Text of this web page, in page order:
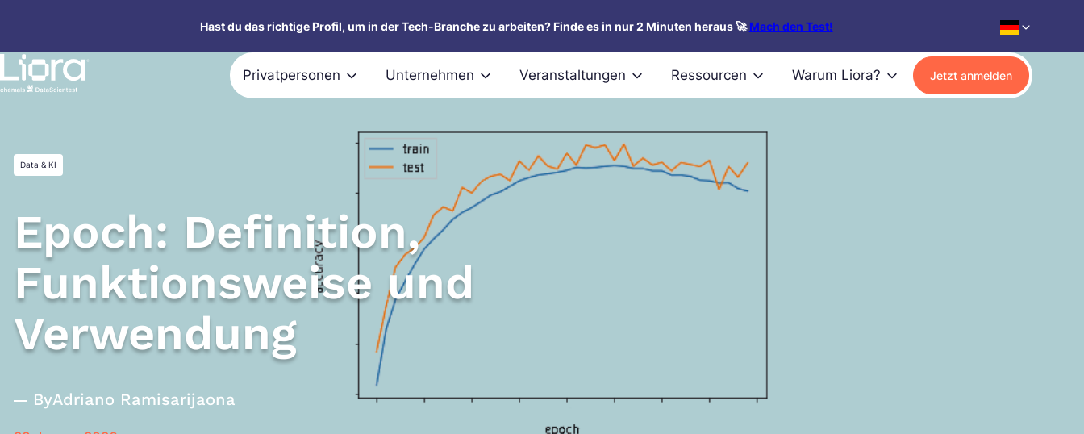
springen
Hast du das richtige Profil, um in der Tech-Branche zu arbeiten? Finde es in nur 2 Minuten heraus 🚀Mach den Test!
Privatpersonen Unternehmen Veranstaltungen Ressourcen Warum Liora? Jetzt anmelden
Data & KI
Epoch: Definition,
Funktionsweise und
Verwendung
ByAdriano Ramisarijaona